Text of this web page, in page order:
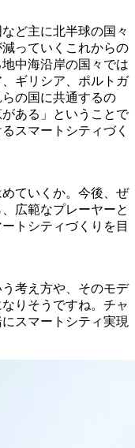
ど主に北半球の国々
っていくこれからの
中海沿岸の国々では
ギリシア、ポルトガ
の国に共通するの
ある」ということで
スマートシティづく
ていくか。今後、ぜ
広範なプレーヤーと
トシティづくりを目
考え方や、そのモデ
りそうですね。チャ
スマートシティ実現